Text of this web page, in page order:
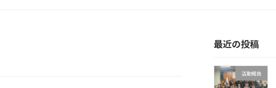
最近の投稿
活動報告